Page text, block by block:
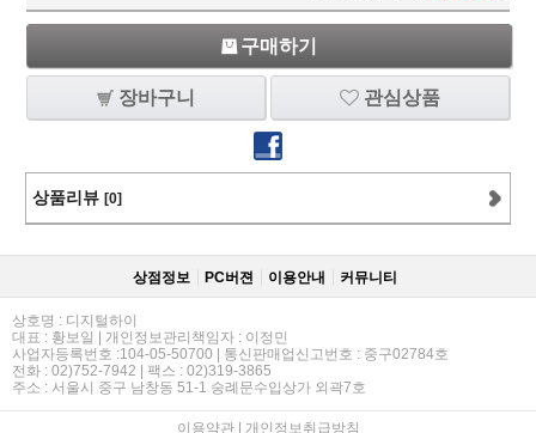
구매하기
장바구니 관심상품
상품리뷰 [0]
상점정보 PC버젼 이용안내 커뮤니티
상호명 : 디지털하이
대표 : 황보일 | 개인정보관리책임자 : 이정민
사업자등록번호 :104-05-50700 | 통신판매업신고번호 : 중구02784호
전화 : 02)752-7942 | 팩스 : 02)319-3865
주소 : 서울시 중구 남창동 51-1 숭례문수입상가 외곽7호
이용약관| 개인정보취급방침